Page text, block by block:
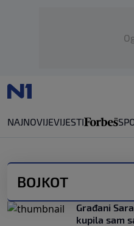
NAJNOVIJEVIJESTI
BOJKOT
Građani
kupila sam